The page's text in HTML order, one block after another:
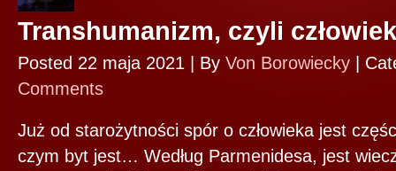
Transhumanizm, czyli
Posted 22 maja 2021 | By Von Borowiecky
Comments
Już od starożytności spór o człowieka jest
czym byt jest… Według Parmenidesa, jest